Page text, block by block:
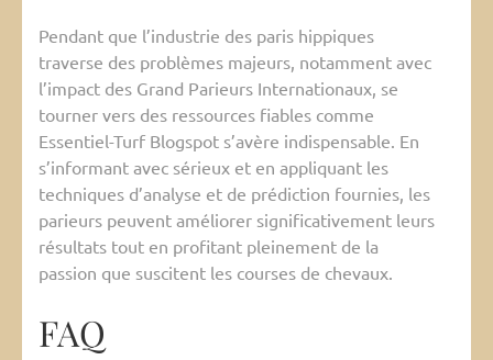
Pendant que l’industrie des paris hippiques
traverse des problèmes majeurs, notamment avec
l’impact des Grand Parieurs Internationaux, se
tourner vers des ressources fiables comme
Essentiel-Turf Blogspot s’avère indispensable. En
s’informant avec sérieux et en appliquant les
techniques d’analyse et de prédiction fournies, les
parieurs peuvent améliorer significativement leurs
résultats tout en profitant pleinement de la
passion que suscitent les courses de chevaux.
FAQ